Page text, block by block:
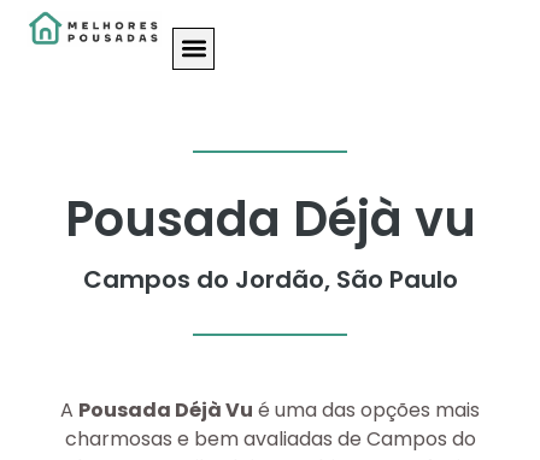
Pousada Déjà vu
Campos do Jordão, São Paulo
A Pousada Déjà Vu é uma das opções mais
charmosas e bem avaliadas de Campos do